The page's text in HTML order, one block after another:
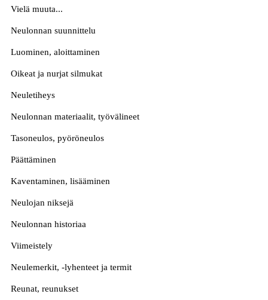
Vielä muuta...
Neulonnan suunnittelu
Luominen, aloittaminen
Oikeat ja nurjat silmukat
Neuletiheys
Neulonnan materiaalit, työvälineet
Tasoneulos, pyöröneulos
Päättäminen
Kaventaminen, lisääminen
Neulojan niksejä
Neulonnan historiaa
Viimeistely
Neulemerkit, -lyhenteet ja termit
Reunat, reunukset